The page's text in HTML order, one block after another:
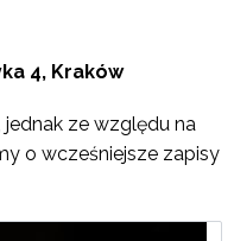
4, Kraków
ze względu na
o wcześniejsze zapisy